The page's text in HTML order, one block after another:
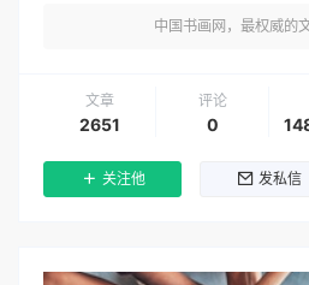
中国书画网，最权威的
文章
2651
评论
0
关注他 发私信